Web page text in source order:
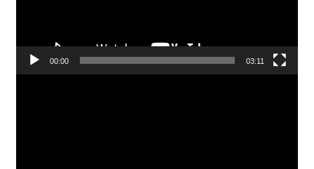
00:00 03:11